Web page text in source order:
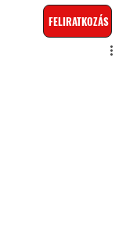
FELIRATKOZÁS